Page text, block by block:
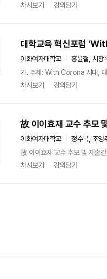
차시보기
강의담기
대학교육 혁신포럼
이화여자대학교
홍윤철, 서창
가. 주제: With Corona 시대, 대
차시보기
강의담기
故 이이효재 교수 추모
이화여자대학교
정수복, 조영
故 이이효재 교수 추모 및 재출
차시보기
강의담기